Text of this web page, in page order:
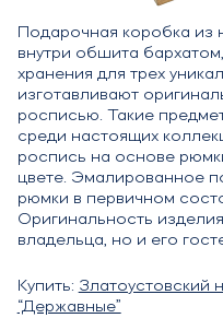
Подарочная коробка из
внутри обшита
хранения для трех
изготавливают
росписью. Такие
среди настоящих
роспись на основе
цвете. Эмалированное
рюмки в первичном
Оригинальность
владельца, но и его
Купить: Златоустовский
“Державные”